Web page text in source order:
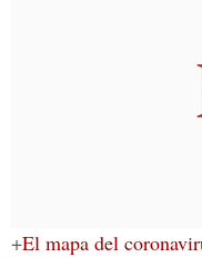
+El mapa del